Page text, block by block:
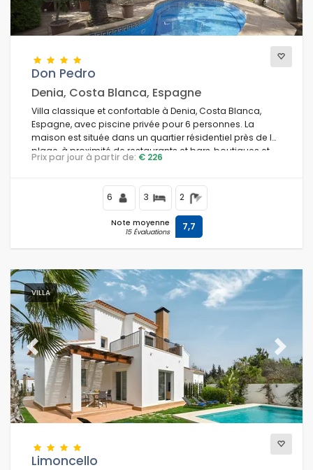
Don Pedro
Denia, Costa Blanca, Espagne
Villa classique et confortable à Denia, Costa Blanca,
Espagne, avec piscine privée pour 6 personnes. La
maison est située dans un quartier résidentiel près de la
plage, à proximité de restaurants et bars, boutiques et
supermarchés, à 100 mètres de la plage Las Marinas,
Prix par jour à partir de: € 226
6 3 2
Note moyenne
15 Évaluations 7,7
VILLA
Previous Next
Limoncello